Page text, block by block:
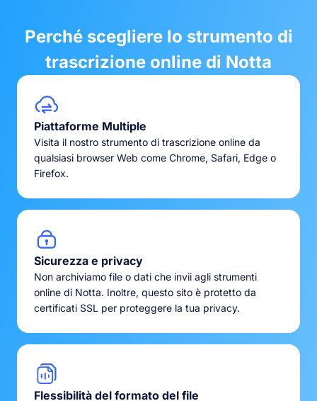
Perché scegliere lo strumento di
trascrizione online di Notta
Piattaforme Multiple
Visita il nostro strumento di trascrizione online da
qualsiasi browser Web come Chrome, Safari, Edge o
Firefox.
Sicurezza e privacy
Non archiviamo file o dati che invii agli strumenti
online di Notta. Inoltre, questo sito è protetto da
certificati SSL per proteggere la tua privacy.
Flessibilità del formato del file